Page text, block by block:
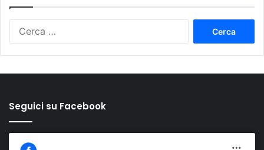
Seguici su Facebook